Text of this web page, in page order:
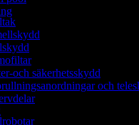
och säkerhetsskydd
och